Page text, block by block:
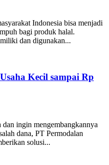
Indonesia bisa menjadi
bagi produk halal.
dan digunakan...
Kecil sampai Rp
ingin mengembangkannya
dana, PT Permodalan
solusi...